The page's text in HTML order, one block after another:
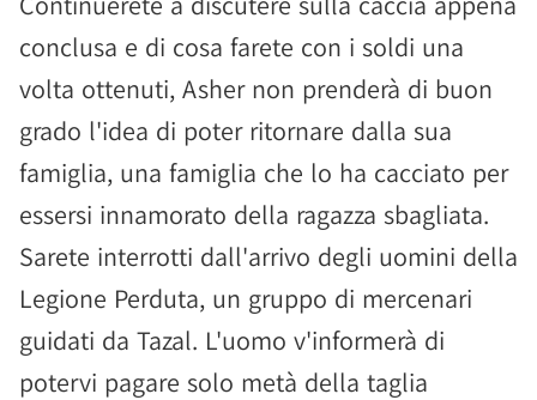
conclusa e di cosa farete con i soldi una
volta ottenuti, Asher non prenderà di buon
grado l'idea di poter ritornare dalla sua
famiglia, una famiglia che lo ha cacciato per
essersi innamorato della ragazza sbagliata.
Sarete interrotti dall'arrivo degli uomini della
Legione Perduta, un gruppo di mercenari
guidati da Tazal. L'uomo v'informerà di
potervi pagare solo metà della taglia